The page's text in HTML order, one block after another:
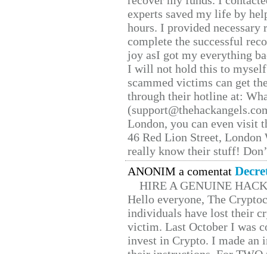
experts saved my life by
hours. I provided
complete the successful
joy asI got my everything
I will not hold this to
scammed victims can get
through their hotline at:
London, you can even visit
46 Red Lion Street, London
really know their stuff!
ANONIM a comentat
HIRE A GENUINE
Hello everyone, The
individuals have lost their
victim. Last October I was
invest in Crypto. I made